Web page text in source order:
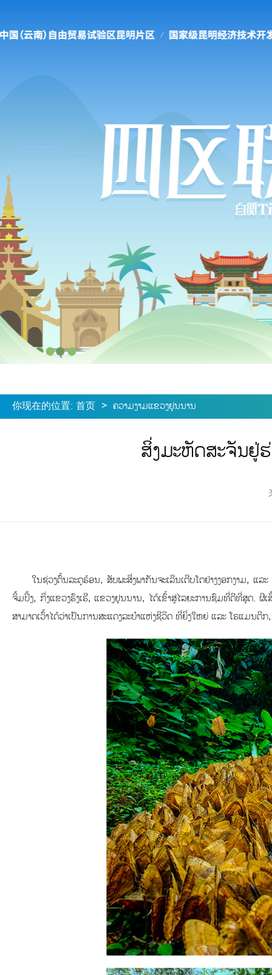
你现在的位置: 首页 > ຄວາມງາມແຂວງຢຸນນານ
ສິ່ງມະຫັດສະຈັນຢູ່
ໃນຊ່ວງຕົ້ນລະດູຮ້ອນ, ສັບພະສິ່ງພາກັນຈະເລີນເຕີບໂຕຢ່າງງອກງາມ, ແ
ຈິ້ມປິ້ງ, ກິ່ງແຂວງຮົງເຮີ, ແຂວງຢຸນນານ, ໄດ້ເຂົ້າສູ່ໄລຍະການຊົມທີ່ດີທີ່ສຸດ.
ສາມາດເວົ້າໄດ້ວ່າເປັນການສະແດງລະບຳແຫ່ງຊີວິດ ທີ່ຍິ່ງໃຫຍ່ ແລະ ໂຣແມນ